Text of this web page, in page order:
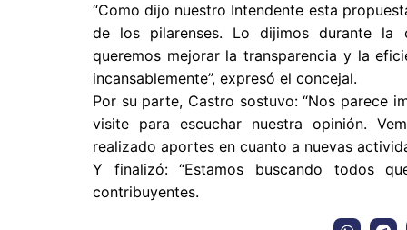
“Como dijo nuestro Intendente esta
de los pilarenses. Lo dijimos durante la
queremos mejorar la transparencia y la
incansablemente”, expresó el concejal.
Por su parte, Castro sostuvo: “Nos parece
visite para escuchar nuestra opinión.
realizado aportes en cuanto a nuevas
Y finalizó: “Estamos buscando todos
contribuyentes.